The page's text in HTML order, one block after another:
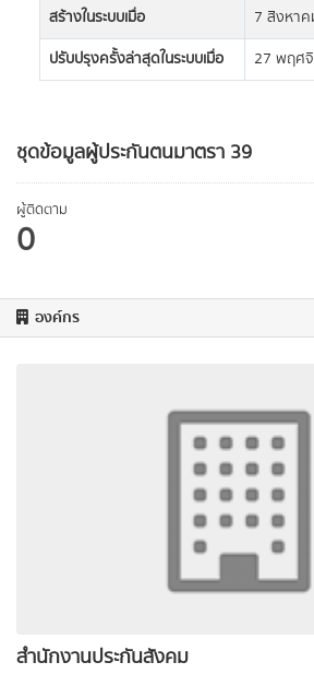
ชุดข้อมูลผู้ประกันตนมาตรา 39
ผู้ติดตาม
0
องค์กร
สำนักงานประกันสังคม
สร้างในระบบเมื่อ
7 สิงหา
ปรับปรุงครั้งล่าสุดในระบบเมื่อ
27 พฤศ